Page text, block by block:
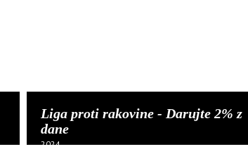
Liga proti rakovine - Darujte 2% z
dane
2024